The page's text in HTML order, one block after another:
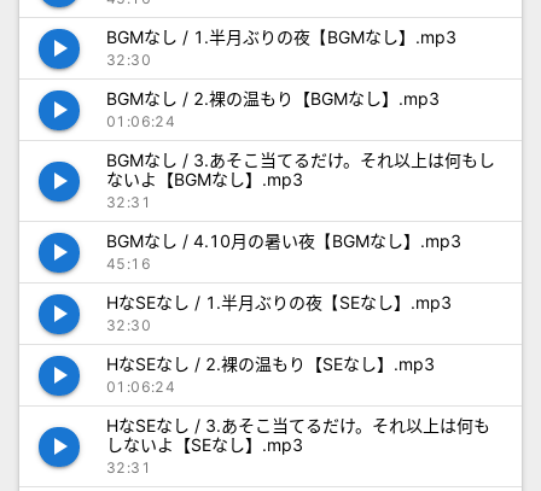
play_arrow BGMなし / 1.半月ぶりの夜【BGMなし】.mp3
32:30
play_arrow BGMなし / 2.裸の温もり【BGMなし】.mp3
01:06:24
play_arrow
BGMなし / 3.あそこ当てるだけ。それ以上は何もし
ないよ【BGMなし】.mp3
32:31
play_arrow BGMなし / 4.10月の暑い夜【BGMなし】.mp3
45:16
play_arrow HなSEなし / 1.半月ぶりの夜【SEなし】.mp3
32:30
play_arrow HなSEなし / 2.裸の温もり【SEなし】.mp3
01:06:24
play_arrow
HなSEなし / 3.あそこ当てるだけ。それ以上は何も
しないよ【SEなし】.mp3
32:31